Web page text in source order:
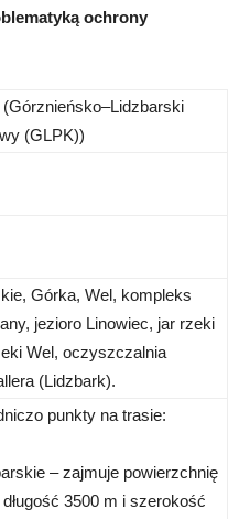
ochrony
(GLPK))
Górka, Wel, kompleks
jezioro Linowiec, jar rzeki
Wel, oczyszczalnia
(Lidzbark).
punkty na trasie:
– zajmuje powierzchnię
3500 m i szerokość